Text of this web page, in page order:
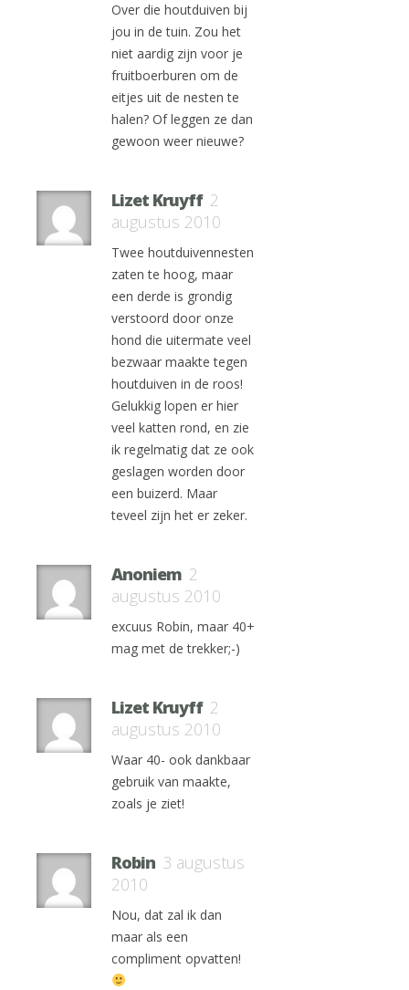
Over die houtduiven bij
jou in de tuin. Zou het
niet aardig zijn voor je
fruitboerburen om de
eitjes uit de nesten te
halen? Of leggen ze dan
gewoon weer nieuwe?
Lizet Kruyff 2
augustus 2010
Twee houtduivennesten
zaten te hoog, maar
een derde is grondig
verstoord door onze
hond die uitermate veel
bezwaar maakte tegen
houtduiven in de roos!
Gelukkig lopen er hier
veel katten rond, en zie
ik regelmatig dat ze ook
geslagen worden door
een buizerd. Maar
teveel zijn het er zeker.
Anoniem 2
augustus 2010
excuus Robin, maar 40+
mag met de trekker;-)
Lizet Kruyff 2
augustus 2010
Waar 40- ook dankbaar
gebruik van maakte,
zoals je ziet!
Robin 3 augustus
2010
Nou, dat zal ik dan
maar als een
compliment opvatten!